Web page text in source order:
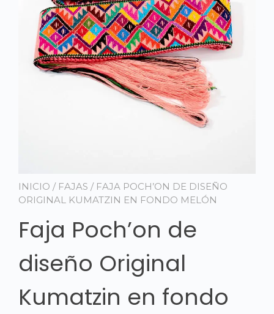
INICIO / FAJAS / FAJA POCH’ON DE DISEÑO
ORIGINAL KUMATZIN EN FONDO MELÓN
Faja Poch’on de
diseño Original
Kumatzin en fondo